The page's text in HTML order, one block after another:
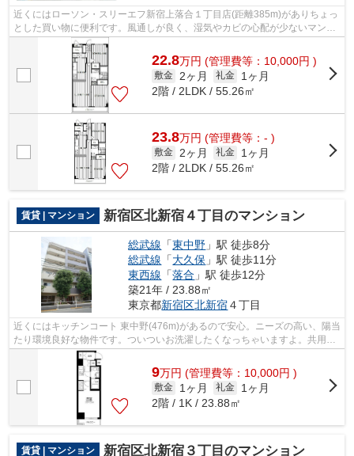
近くにはローソン・スリーエフ新宿上落合１丁目店(距離385m)がありちょっ
とした買い物に便利です。風通しが良く、湿気やカビの心配が少ないマンシ
ョンです。設備やレイアウトにもこだ...
22.8万円 (管理費等：10,000円 )
敷金 2ヶ月 礼金
1ヶ月
2階 / 2LDK / 55.26㎡
23.8万円 (管理費等：- )
敷金 2ヶ月 礼金
1ヶ月
2階 / 2LDK / 55.26㎡
賃貸 | マンション 新宿区北新宿４丁目のマンション
総武線 「東中野 」駅 徒歩8分
総武線 「大久保 」駅 徒歩11分
東西線 「落合 」駅 徒歩12分
築21年 / 23.88㎡
東京都新宿区北新宿４丁目
近くにはキッチンコート 東中野(476m)があるので安心。ニーズの高い、陽当
たり環境良好な物件です。ついついお洗濯したくなっちゃいますよ。共用設
備も充実した、一押しのマンションで...
9万円 (管理費等：10,000円 )
敷金 1ヶ月 礼金
1ヶ月
2階 / 1K / 23.88㎡
賃貸 | マンション 新宿区北新宿３丁目のマンション